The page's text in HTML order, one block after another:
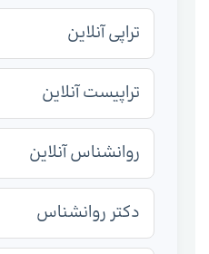
تراپی آنلاین
تراپیست آنلاین
روانشناس آنلاین
دکتر روانشناس